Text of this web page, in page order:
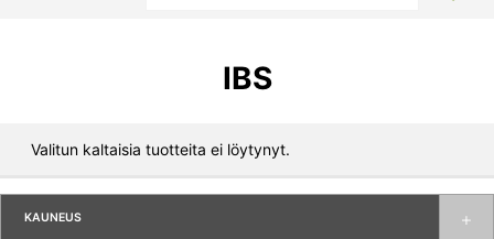
KAUNEUS
IBS
Valitun kaltaisia tuotteita ei löytynyt.